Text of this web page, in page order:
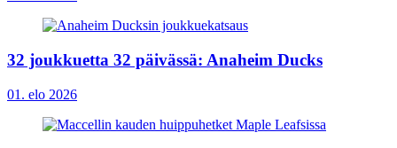
32 joukkuetta 32 päivässä: Anaheim Ducks
01. elo 2026